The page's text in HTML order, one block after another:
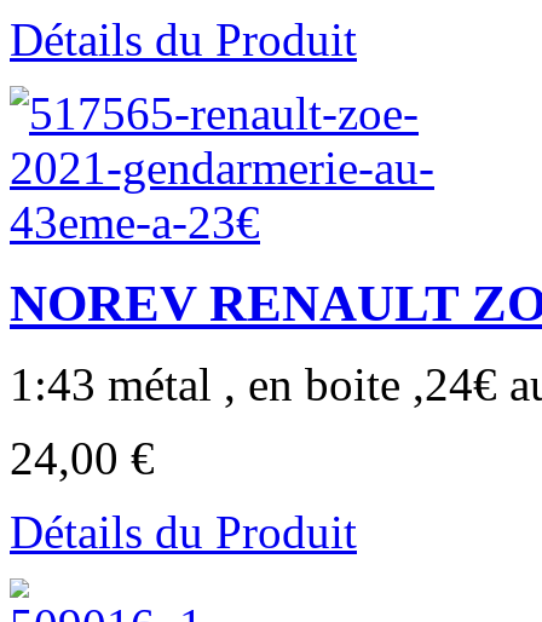
Détails du Produit
NOREV RENAULT
1:43 métal , en boite ,24€
24,00 €
Détails du Produit